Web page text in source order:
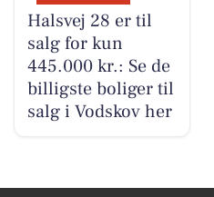
Halsvej 28 er til
salg for kun
445.000 kr.: Se de
billigste boliger til
salg i Vodskov her